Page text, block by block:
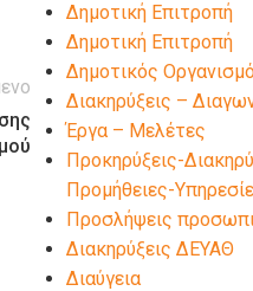
Δημοτική Επιτροπή
Δημοτική Επιτροπή
Δημοτικός
Διακηρύξεις –
Έργα – Μελέτες
Προκηρύξεις-
Προμήθειες-
Προσλήψεις
Διακηρύξεις ΔΕΥΑΘ
Διαύγεια